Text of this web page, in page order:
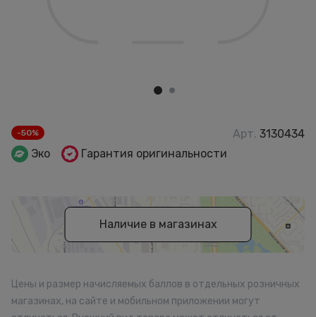
-50% Арт. 3130434
Эко
Гарантия оригинальности
Наличие в магазинах
Цены и размер начисляемых баллов в отдельных розничных
магазинах, на сайте и мобильном приложении могут